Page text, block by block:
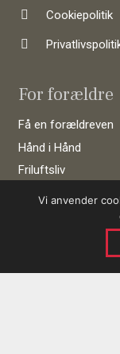
Cookiepolitik
For forældre
Få en forældreven
Hånd i Hånd
Friluftsliv
Tvillingeven
Vi anvender